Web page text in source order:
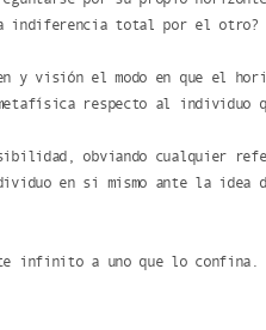
la indiferencia total por el otro?
y visión el modo en que el
respecto al individuo
obviando cualquier
en si mismo ante la idea
infinito a uno que lo confina.